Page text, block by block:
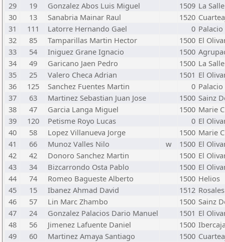
29
19 Gonzalez Abos Luis Miguel 1509 La
30
13 Sanabria Mainar Raul 1520
31
111 Latorre Hernando Gael 0
32
85 Tamparillas Martin Hector 1500 El
33
54 Iniguez Grane Ignacio 1500
34
49 Garicano Jaen Pedro 1500 La
35
25 Valero Checa Adrian 1501 El
36
125 Sanchez Fuentes Martin 0
37
63 Martinez Sebastian Juan Jose 1500 Sainz
38
47 Garcia Langa Miguel 1500 Marie
39
120 Petisme Royo Lucas 0 El
40
58 Lopez Villanueva Jorge 1500 Marie
41
66 Munoz Valles Nilo w 1500 El
42
42 Donoro Sanchez Martin 1500 El
43
34 Bizcarrondo Osta Pablo 1500 El
44
74 Romeo Bagueste Alberto 1500 Helios
45
15 Ibanez Ahmad David 1512
46
57 Lin Marc Zhambo 1500 Sainz
47
24 Gonzalez Palacios Dario Manuel 1501 El
48
56 Jimenez Lafuente Daniel 1500
49
60 Martinez Amaya Santiago 1500